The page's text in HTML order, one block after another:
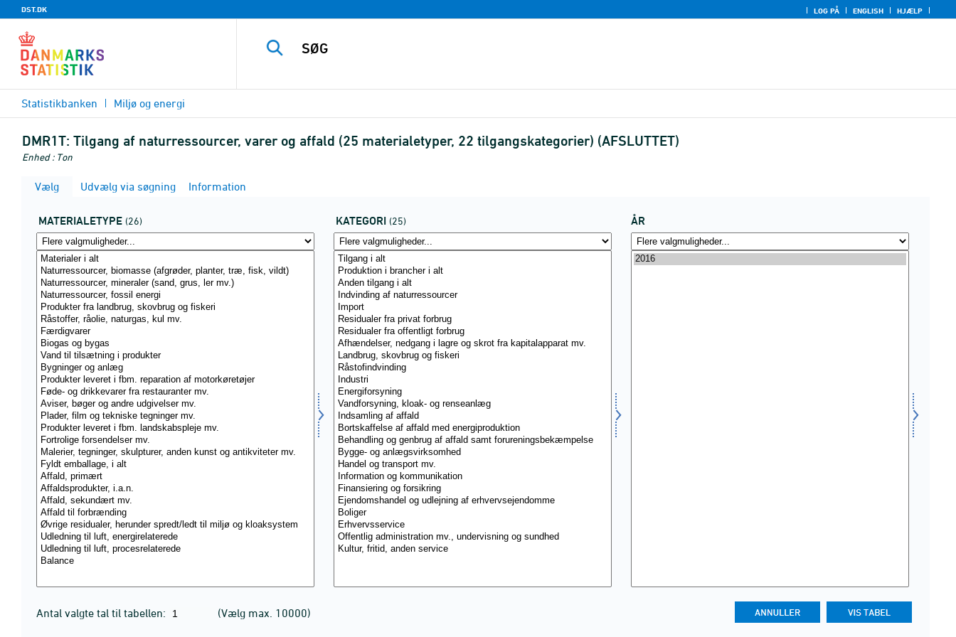
DST.DK LOG PÅ ENGLISH HJÆLP
Statistikbanken Miljø og energi
DMR1T: Tilgang af naturressourcer, varer og affald (25 materialetyper, 22 tilgangskategorier) (AFSLUTTET)
Enhed : Ton
Vælg Udvælg via søgning Information
MATERIALETYPE (26) KATEGORI (25) ÅR
Antal valgte tal til tabellen: (Vælg max. 10000)